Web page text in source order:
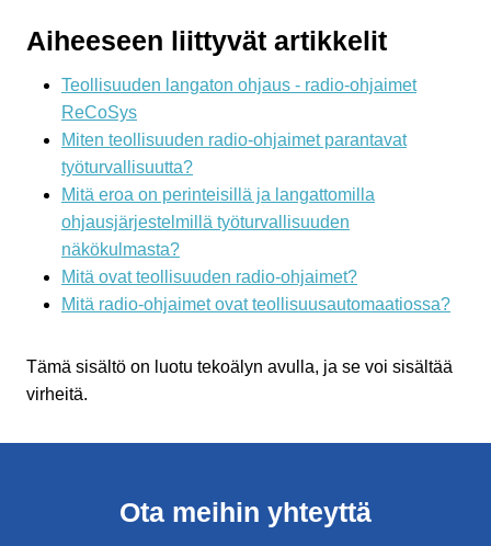
Aiheeseen liittyvät artikkelit
Teollisuuden langaton ohjaus - radio-ohjaimet
ReCoSys
Miten teollisuuden radio-ohjaimet parantavat
työturvallisuutta?
Mitä eroa on perinteisillä ja langattomilla
ohjausjärjestelmillä työturvallisuuden
näkökulmasta?
Mitä ovat teollisuuden radio-ohjaimet?
Mitä radio-ohjaimet ovat teollisuusautomaatiossa?
Tämä sisältö on luotu tekoälyn avulla, ja se voi sisältää
virheitä.
Ota meihin yhteyttä